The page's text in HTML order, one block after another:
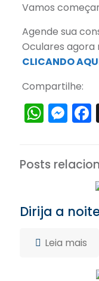
Vamos
Agende sua
Oculares agora
CLICANDO
Compartilhe:
Posts
Dirija a
Leia mais